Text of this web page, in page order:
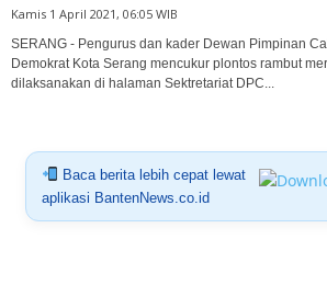
Kamis 1 April 2021, 06:05 WIB
SERANG - Pengurus dan kader Dewan Pimpinan
Demokrat Kota Serang mencukur plontos rambut
dilaksanakan di halaman Sektretariat DPC...
Baca berita lebih cepat lewat
aplikasi BantenNews.co.id